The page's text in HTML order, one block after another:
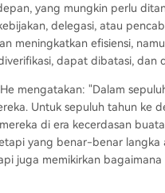
yang mungkin perlu
delegasi, atau
meningkatkan efisiensi,
dapat dibatasi, dan
mengatakan: "Dalam
Untuk sepuluh tahun ke
di era kecerdasan
yang benar-benar
juga memikirkan